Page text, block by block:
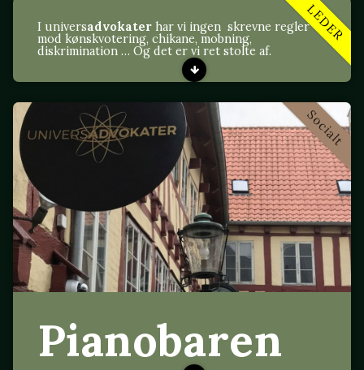
LEDER
I universadvokaterhar vi ingen skrevne regler
mod kønskvotering, chikane, mobning,
diskrimination … Og det er vi ret stolte af.
Socialt
Pianobaren